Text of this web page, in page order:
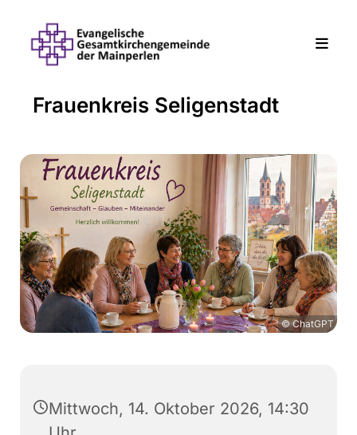
Frauenkreis Seligenstadt
© ChatGPT
Mittwoch, 14. Oktober 2026, 14:30